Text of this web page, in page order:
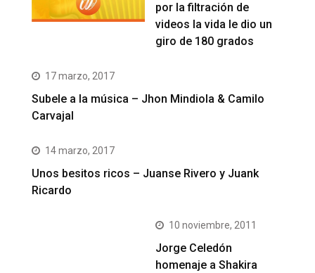
por la filtración de
videos la vida le dio un
giro de 180 grados
17 marzo, 2017
Subele a la música – Jhon Mindiola & Camilo
Carvajal
14 marzo, 2017
Unos besitos ricos – Juanse Rivero y Juank
Ricardo
10 noviembre, 2011
Jorge Celedón
homenaje a Shakira